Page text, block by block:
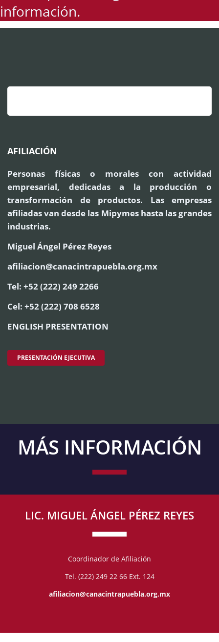
información.
AFILIACIÓN
Personas físicas o morales con actividad
empresarial, dedicadas a la producción o
transformación de productos. Las empresas
afiliadas van desde las Mipymes hasta las grandes
industrias.
Miguel Ángel Pérez Reyes
afiliacion@canacintrapuebla.org.mx
Tel: +52 (222) 249 2266
Cel: +52 (222) 708 6528
ENGLISH PRESENTATION
PRESENTACIÓN EJECUTIVA
MÁS INFORMACIÓN
LIC. MIGUEL ÁNGEL PÉREZ REYES
Coordinador de Afiliación
Tel. (222) 249 22 66 Ext. 124
afiliacion@canacintrapuebla.org.mx